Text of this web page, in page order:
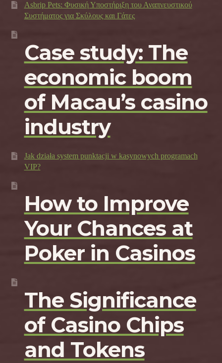
Asbrip Pets: Φυσική Υποστήριξη του Αναπνευστικού
Συστήματος για Σκύλους και Γάτες
Case study: The
economic boom
of Macau’s casino
industry
Jak działa system punktacji w kasynowych programach
VIP?
How to Improve
Your Chances at
Poker in Casinos
The Significance
of Casino Chips
and Tokens